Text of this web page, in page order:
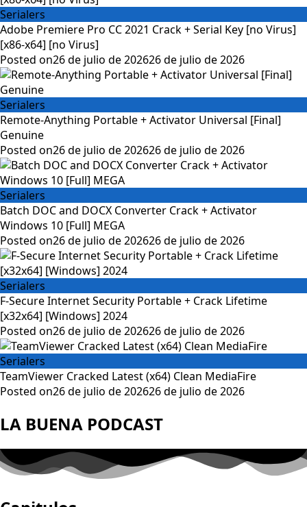
Serialers
Adobe Premiere Pro CC 2021 Crack + Serial Key [no Virus]
[x86-x64] [no Virus]
Posted on26 de julio de 202626 de julio de 2026
Serialers
Remote-Anything Portable + Activator Universal [Final]
Genuine
Posted on26 de julio de 202626 de julio de 2026
Serialers
Batch DOC and DOCX Converter Crack + Activator
Windows 10 [Full] MEGA
Posted on26 de julio de 202626 de julio de 2026
Serialers
F-Secure Internet Security Portable + Crack Lifetime
[x32x64] [Windows] 2024
Posted on26 de julio de 202626 de julio de 2026
Serialers
TeamViewer Cracked Latest (x64) Clean MediaFire
Posted on26 de julio de 202626 de julio de 2026
LA BUENA PODCAST